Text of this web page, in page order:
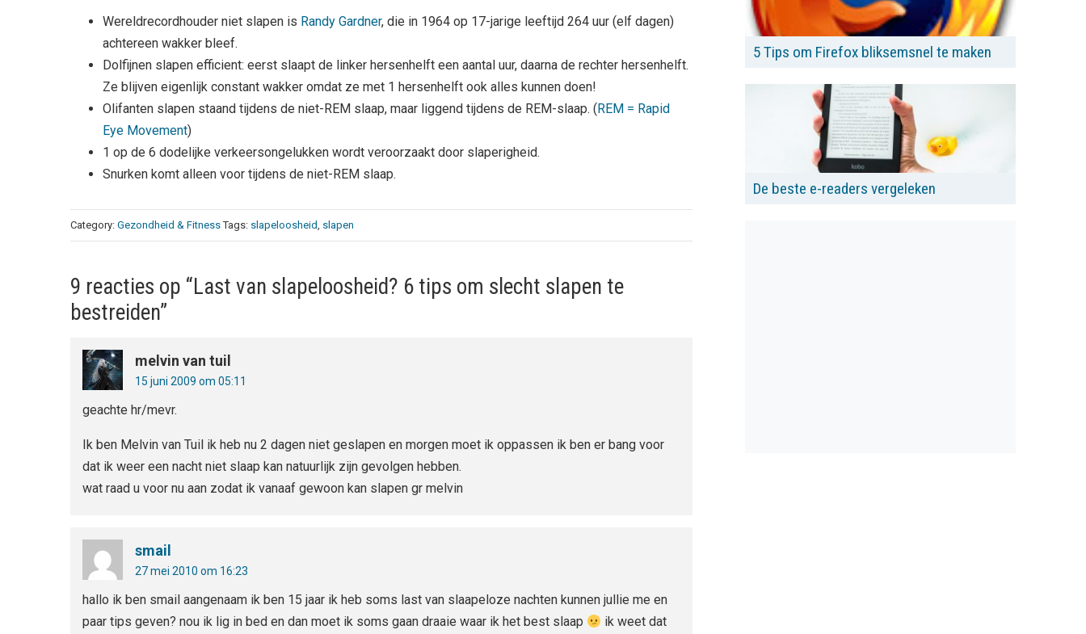
Wereldrecordhouder niet slapen is Randy Gardner, die in 1964 op 17-jarige leeftijd 264 uur (elf dagen)
achtereen wakker bleef.
Dolfijnen slapen efficient: eerst slaapt de linker hersenhelft een aantal uur, daarna de rechter hersenhelft.
Ze blijven eigenlijk constant wakker omdat ze met 1 hersenhelft ook alles kunnen doen!
Olifanten slapen staand tijdens de niet-REM slaap, maar liggend tijdens de REM-slaap. (REM = Rapid
Eye Movement)
1 op de 6 dodelijke verkeersongelukken wordt veroorzaakt door slaperigheid.
Snurken komt alleen voor tijdens de niet-REM slaap.
Category: Gezondheid & Fitness Tags: slapeloosheid, slapen
9 reacties op “Last van slapeloosheid? 6 tips om slecht slapen te
bestreiden”
melvin van tuil
15 juni 2009 om 05:11
geachte hr/mevr.
Ik ben Melvin van Tuil ik heb nu 2 dagen niet geslapen en morgen moet ik oppassen ik ben er bang voor
dat ik weer een nacht niet slaap kan natuurlijk zijn gevolgen hebben.
wat raad u voor nu aan zodat ik vanaaf gewoon kan slapen gr melvin
smail
27 mei 2010 om 16:23
hallo ik ben smail aangenaam ik ben 15 jaar ik heb soms last van slaapeloze nachten kunnen jullie me en
paar tips geven? nou ik lig in bed en dan moet ik soms gaan draaie waar ik het best slaap
ik weet dat
5 Tips om Firefox bliksemsnel te maken
De beste e-readers vergeleken